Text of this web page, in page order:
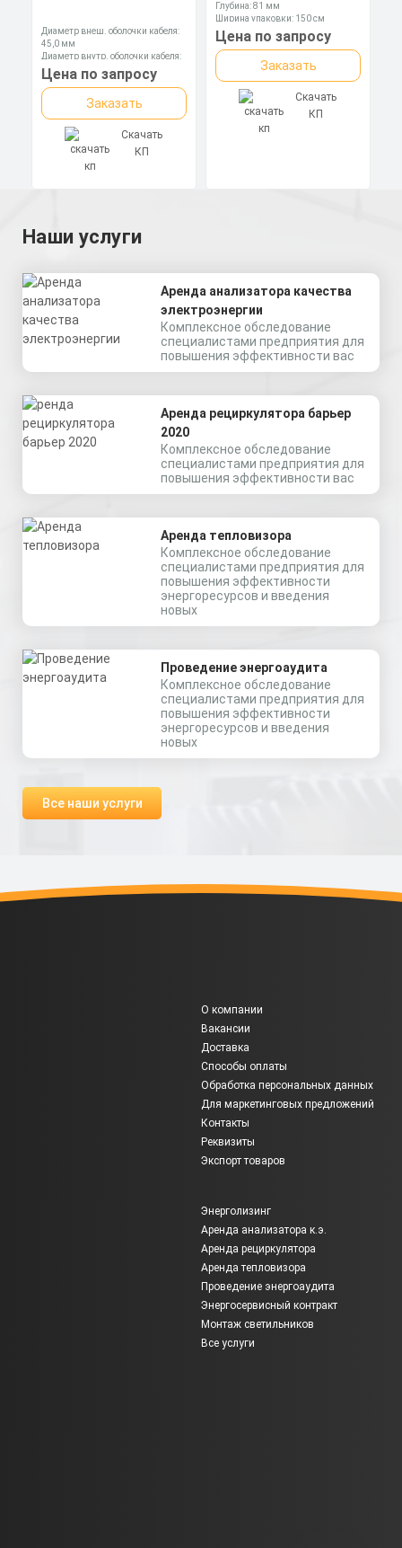
Диаметр внеш. оболочки кабеля:
45,0 мм
Диаметр внутр. оболочки кабеля:
36,4 мм
Диаметр оболочки кабеля: 23,6-
32,1 мм
Цена по запросу
Заказать
Скачать
КП
Глубина: 81 мм
Ширина упаковки: 150 см
Цена по запросу
Заказать
Скачать
КП
Наши услуги
Аренда анализатора качества
электроэнергии
Комплексное обследование
специалистами предприятия для
повышения эффективности вас
Аренда рециркулятора барьер
2020
Комплексное обследование
специалистами предприятия для
повышения эффективности вас
Аренда тепловизора
Комплексное обследование
специалистами предприятия для
повышения эффективности
энергоресурсов и введения
новых
Проведение энергоаудита
Комплексное обследование
специалистами предприятия для
повышения эффективности
энергоресурсов и введения
новых
Все наши услуги
О компании
Вакансии
Доставка
Способы оплаты
Обработка персональных данных
Для маркетинговых предложений
Контакты
Реквизиты
Экспорт товаров
Энерголизинг
Аренда анализатора к.э.
Аренда рециркулятора
Аренда тепловизора
Проведение энергоаудита
Энергосервисный контракт
Монтаж светильников
Все услуги